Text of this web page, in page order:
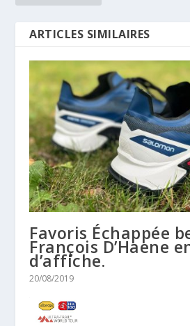
ARTICLES SIMILAIRES
Favoris Échappée
François D’Haene
d’affiche.
20/08/2019